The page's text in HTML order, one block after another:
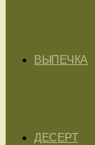
ВЫПЕЧКА
ДЕСЕРТ